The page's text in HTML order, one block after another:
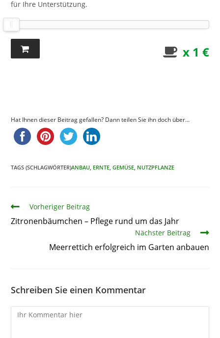
für Ihre Unterstützung.
x 1 €
Hat Ihnen dieser Beitrag gefallen? Dann teilen Sie ihn doch über...
TAGS (SCHLAGWÖRTER)ANBAU ERNTE GEMÜSE NUTZPFLANZE
ArtikelVorheriger Beitrag
Zitronenbäumchen – Pflege rund um das Jahr
Nächster Beitrag
Meerrettich erfolgreich im Garten anbauen
Schreiben Sie einen Kommentar
Kommentare